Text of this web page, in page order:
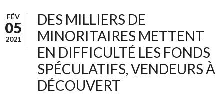
FÉV
05
2021
DES MILLIERS DE
MINORITAIRES METTENT
EN DIFFICULTÉ LES FONDS
SPÉCULATIFS, VENDEURS À
DÉCOUVERT